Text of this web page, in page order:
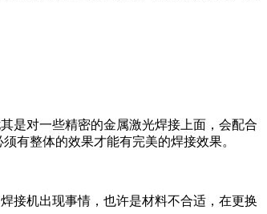
是对一些精密的金属激光焊接上面，会配合
有整体的效果才能有完美的焊接效果。
接机出现事情，也许是材料不合适，在更换